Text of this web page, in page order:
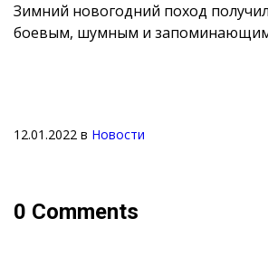
Зимний новогодний поход
боевым, шумным и
12.01.2022 в Новости
0 Comments